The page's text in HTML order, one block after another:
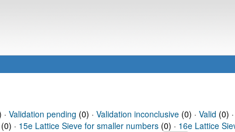
Validation pending (0) · Validation inconclusive(0) · Valid (0) ·
(0) · 15e Lattice Sieve for smaller numbers (0) · 16e Lattice